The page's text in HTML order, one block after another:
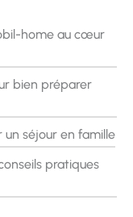
home au cœur
bien préparer
un séjour en famille
pratiques